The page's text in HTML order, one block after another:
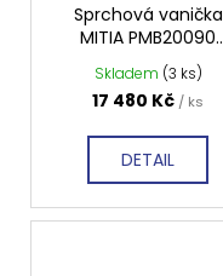
Sprchová vanička
MITIA PMB20090
2000x900 mm, bílá
profilovaná
Skladem (3 ks)
17 480 Kč / ks
DETAIL